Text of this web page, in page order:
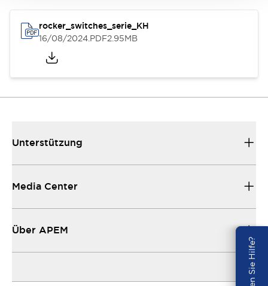
rocker_switches_serie_KH
16/08/2024.PDF2.95MB
Unterstützung
Media Center
Über APEM